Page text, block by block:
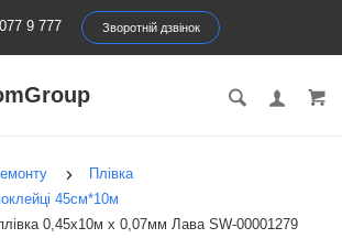
9 777 Зворотній дзвінок
Плівка
45см*10м
0,45х10м х 0,07мм Лава SW-00001279